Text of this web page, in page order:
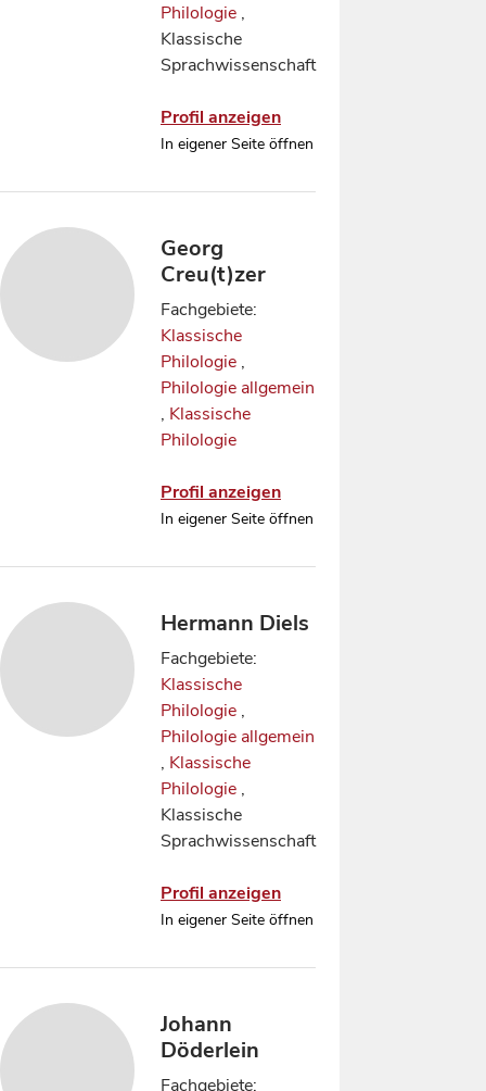
Philologie ,
Klassische
Sprachwissenschaft
Profil anzeigen
In eigener Seite öffnen
Georg
Creu(t)zer
Fachgebiete:
Klassische
Philologie ,
Philologie allgemein
, Klassische
Philologie
Profil anzeigen
In eigener Seite öffnen
Hermann Diels
Fachgebiete:
Klassische
Philologie ,
Philologie allgemein
, Klassische
Philologie ,
Klassische
Sprachwissenschaft
Profil anzeigen
In eigener Seite öffnen
Johann
Döderlein
Fachgebiete: